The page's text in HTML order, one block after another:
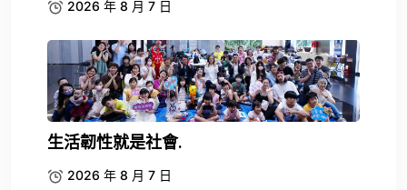
2026 年 8 月 7 日
生活韌性就是社會.
2026 年 8 月 7 日